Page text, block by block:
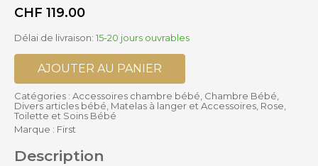
CHF 119.00
Délai de livraison: 15-20 jours ouvrables
AJOUTER AU PANIER
Catégories : Accessoires chambre bébé Chambre Bébé
Divers articles bébé Matelas à langer et Accessoires Rose
Toilette et Soins Bébé
Marque : First
Description